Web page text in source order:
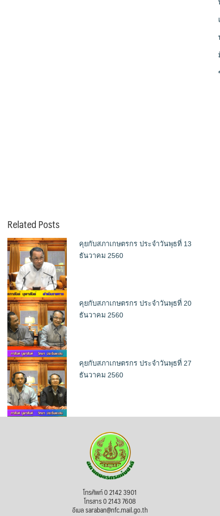
Related Posts
คุยกับสภาเกษตรกร ประจำวันพุธที่ 13
ธันวาคม 2560
คุยกับสภาเกษตรกร ประจำวันพุธที่ 20
ธันวาคม 2560
คุยกับสภาเกษตรกร ประจำวันพุธที่ 27
ธันวาคม 2560
โทรศัพท์ 0 2142 3901
โทรสาร 0 2143 7608
อีเมล saraban@nfc.mail.go.th